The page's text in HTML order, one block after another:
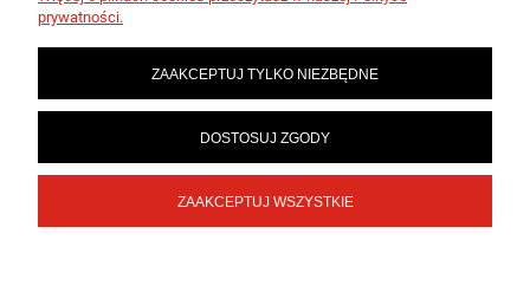
INFORMACJE
SKLEPY
prywatności.
ZAAKCEPTUJ TYLKO NIEZBĘDNE
DOSTOSUJ ZGODY
ZAAKCEPTUJ WSZYSTKIE